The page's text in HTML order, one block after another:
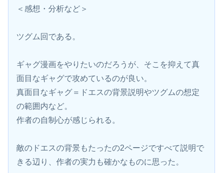
＜感想・分析など＞
ツグム回である。
ギャグ漫画をやりたいのだろうが、そこを抑えて真
面目なギャグで攻めているのが良い。
真面目なギャグ＝ドエスの背景説明やツグムの想定
の範囲内など。
作者の自制心が感じられる。
敵のドエスの背景もたったの2ページですべて説明で
きる辺り、作者の実力も確かなものに思った。